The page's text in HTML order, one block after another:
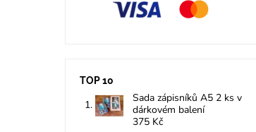
TOP 10
Sada zápisníků A5 2 ks v
dárkovém balení
375 Kč